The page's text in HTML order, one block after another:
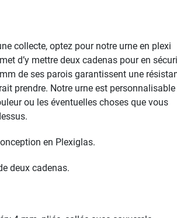
collecte, optez pour notre urne en plexi
d’y mettre deux cadenas pour en
de ses parois garantissent une
prendre. Notre urne est personnalisable
ou les éventuelles choses que vous
en Plexiglas.
deux cadenas.